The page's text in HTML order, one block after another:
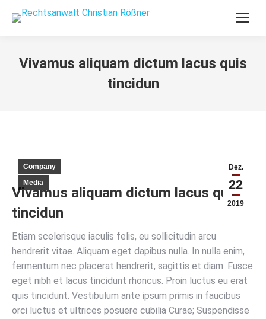
Vivamus aliquam dictum lacus quis
tincidun
Dez.
22
2019
Company
Media
Vivamus aliquam dictum lacus quis
tincidun
Etiam scelerisque iaculis felis, eu sollicitudin arcu
hendrerit vitae. Aliquam eget dapibus nulla. In nulla enim,
fermentum nec placerat hendrerit, sagittis et diam. Fusce
eget nibh et lacus tincidunt rhoncus. Proin luctus eu erat
quis tincidunt. Vestibulum ante ipsum primis in faucibus
orci luctus et ultrices posuere cubilia Curae; Suspendisse